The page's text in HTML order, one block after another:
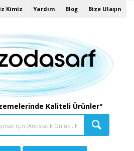
Kimiz Yardım Blog Bize Ulaşın
Kaliteli Ürünler"